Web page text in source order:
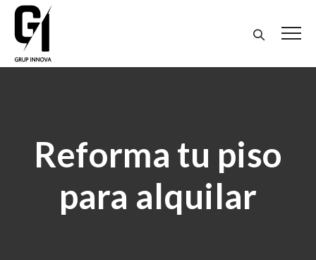
Reforma tu piso
para alquilar